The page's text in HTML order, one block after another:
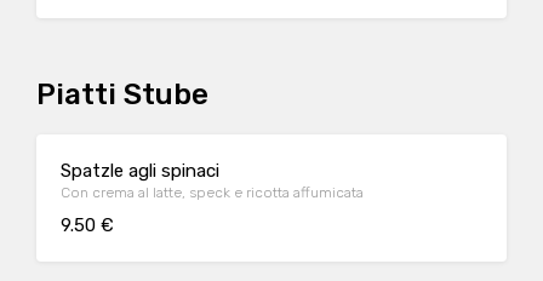
Piatti Stube
Spatzle agli spinaci
Con crema al latte, speck e ricotta affumicata
9.50 €